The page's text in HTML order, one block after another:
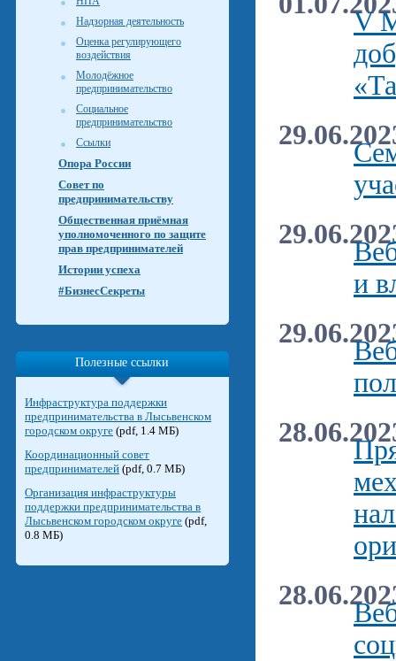
Надзорная деятельность
Оценка регулирующего
воздействия
Молодёжное
предпринимательство
Социальное
предпринимательство
Ссылки
Опора России
Совет по
предпринимательству
Общественная приёмная
уполномоченного по защите
прав предпринимателей
Истории успеха
#БизнесСекреты
Полезные ссылки
Инфраструктура поддержки
предпринимательства в Лысьвенском
городском округе (pdf, 1.4 МБ)
Координационный совет
предпринимателей (pdf, 0.7 МБ)
Организация инфраструктуры
поддержки предпринимательства в
Лысьвенском городском округе (pdf,
0.8 МБ)
V
и